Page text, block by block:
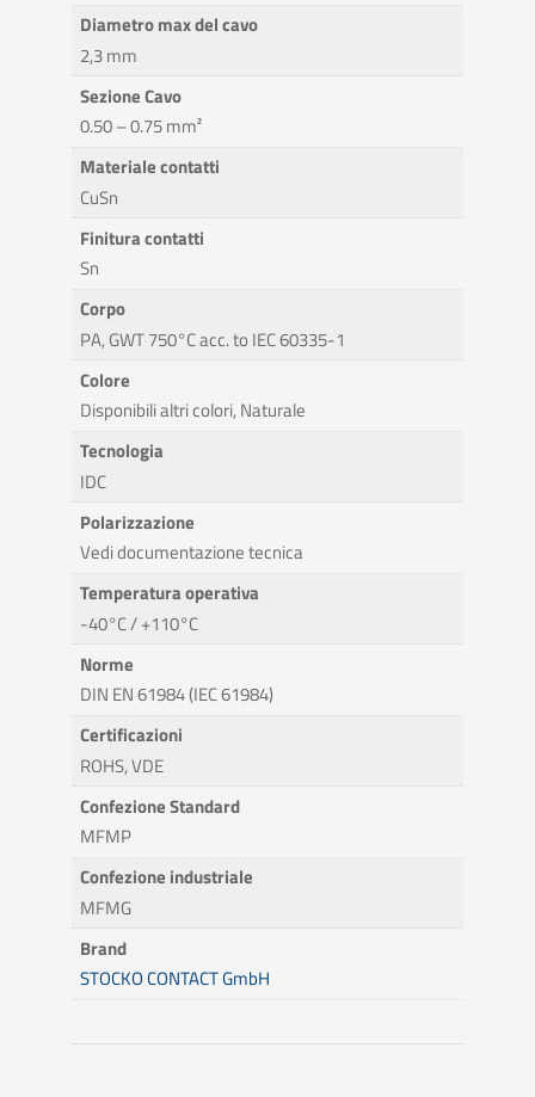
Diametro max del cavo
2,3 mm
Sezione Cavo
0.50 – 0.75 mm²
Materiale contatti
CuSn
Finitura contatti
Sn
Corpo
PA, GWT 750°C acc. to IEC 60335-1
Colore
Disponibili altri colori, Naturale
Tecnologia
IDC
Polarizzazione
Vedi documentazione tecnica
Temperatura operativa
-40°C / +110°C
Norme
DIN EN 61984 (IEC 61984)
Certificazioni
ROHS, VDE
Confezione Standard
MFMP
Confezione industriale
MFMG
Brand
STOCKO CONTACT GmbH